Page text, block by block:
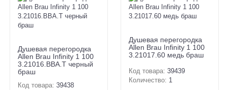
Душевая перегородка
Allen Brau Infinity 1 100
3.21016.BBA.T черный
браш
Код товара: 39438
Душевая перегородка
Allen Brau Infinity 1 100
3.21017.60 медь браш
Код товара: 39439
Количество: 1